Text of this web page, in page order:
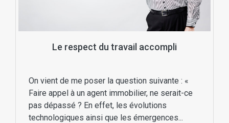
Le respect du travail accompli
On vient de me poser la question suivante : «
Faire appel à un agent immobilier, ne serait-ce
pas dépassé ? En effet, les évolutions
technologiques ainsi que les émergences...